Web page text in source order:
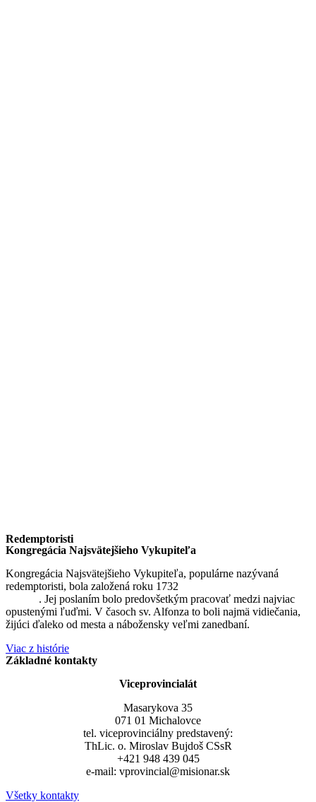
Redemptoristi
Kongregácia Najsvätejšieho Vykupiteľa
Kongregácia Najsvätejšieho Vykupiteľa, populárne nazývaná
redemptoristi, bola založená roku 1732
. Jej poslaním bolo predovšetkým pracovať medzi najviac
opustenými ľuďmi. V časoch sv. Alfonza to boli najmä vidiečania,
žijúci ďaleko od mesta a nábožensky veľmi zanedbaní.
Viac z histórie
Základné kontakty
Viceprovincialát
Masarykova 35
071 01 Michalovce
tel. viceprovinciálny predstavený:
ThLic. o. Miroslav Bujdoš CSsR
+421 948 439 045
e-mail: vprovincial@misionar.sk
Všetky kontakty